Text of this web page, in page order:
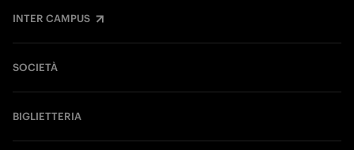
INTER CAMPUS
SOCIETÀ
BIGLIETTERIA